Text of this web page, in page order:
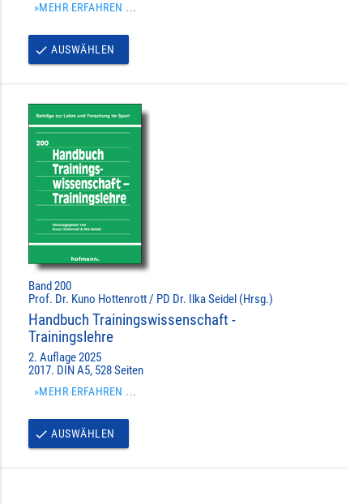
»MEHR ERFAHREN ...
done AUSWÄHLEN
Band 200
Prof. Dr. Kuno Hottenrott / PD Dr. Ilka Seidel (Hrsg.)
Handbuch Trainingswissenschaft -
Trainingslehre
2. Auflage 2025
2017. DIN A5, 528 Seiten
»MEHR ERFAHREN ...
done AUSWÄHLEN